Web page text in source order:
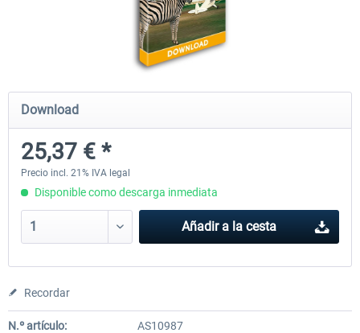
Ultimate Traffic Live
49,77 € *
FS Global Real
Download
25,37 € *
Precio incl. 21% IVA legal
Disponible como descarga inmediata
Añadir a la cesta
Recordar
N.º artículo:
AS10987